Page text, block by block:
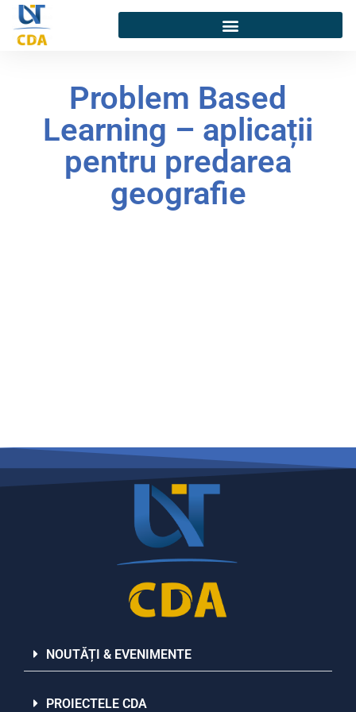
Problem Based
Learning – aplicații
pentru predarea
geografie
NOUTĂȚI & EVENIMENTE
PROIECTELE CDA